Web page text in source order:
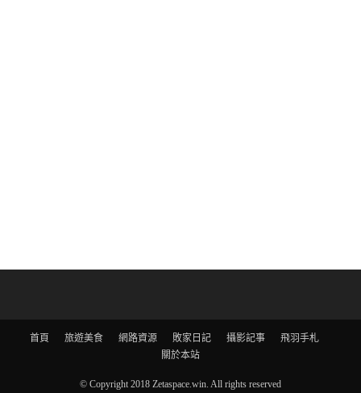
首頁 旅遊美食 網路資源 敗家日記 攝影記事
飛羽手札
關於本站
© Copyright 2018 Zetaspace.win. All rights reserved